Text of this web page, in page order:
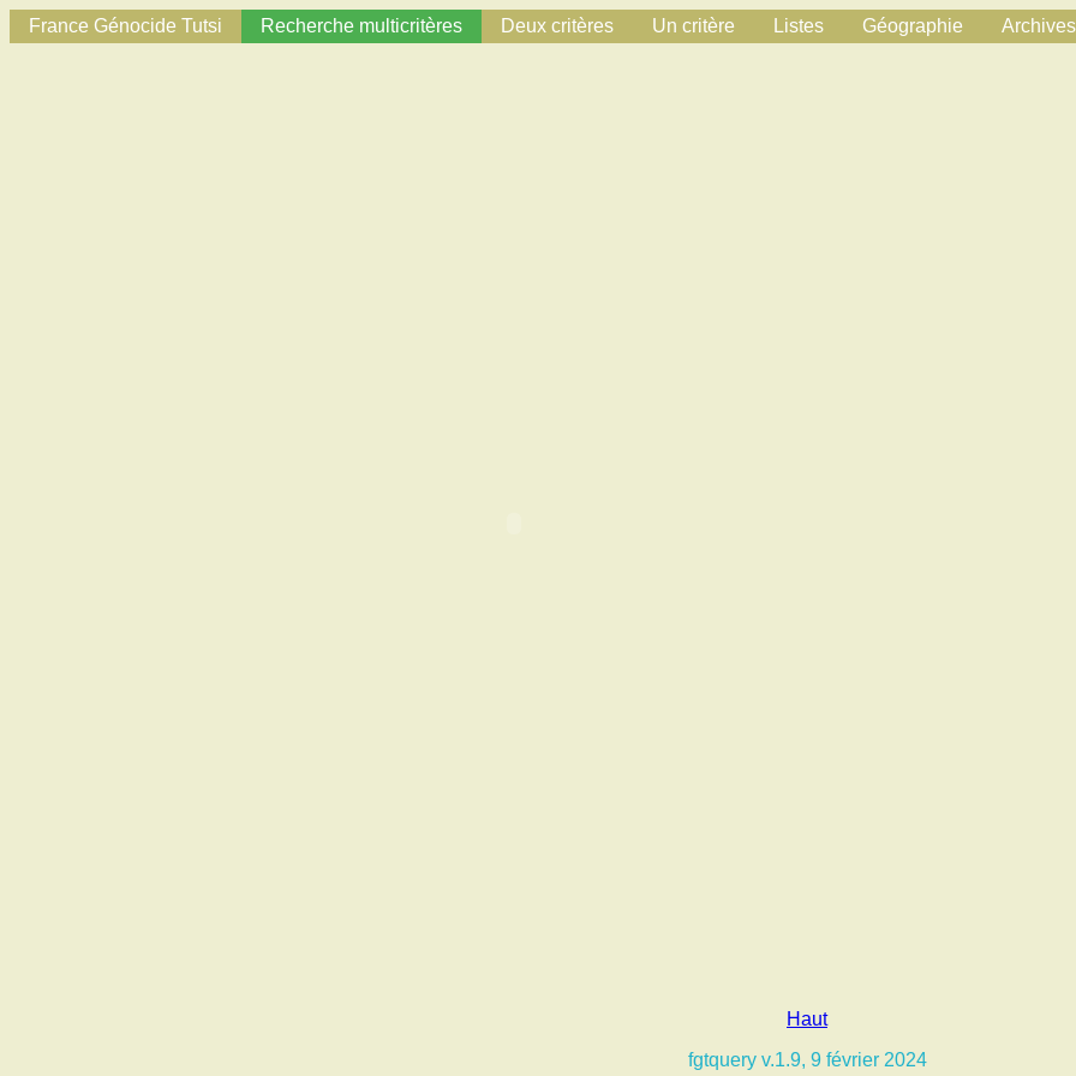
France Génocide Tutsi Recherche multicritères Deux critères Un critère Listes Géographie Archives
Haut
fgtquery v.1.9, 9 février 2024